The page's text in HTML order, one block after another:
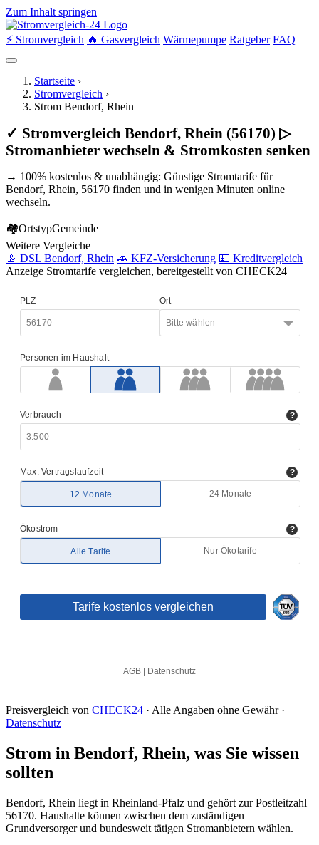
Zum Inhalt springen
⚡ Stromvergleich 🔥 Gasvergleich Wärmepumpe Ratgeber FAQ
Startseite ›
Stromvergleich ›
Strom Bendorf, Rhein
✓ Stromvergleich Bendorf, Rhein (56170) ▷
Stromanbieter wechseln & Stromkosten senken
→ 100% kostenlos & unabhängig: Günstige Stromtarife für
Bendorf, Rhein, 56170 finden und in wenigen Minuten online
wechseln.
🏘OrtstypGemeinde
Weitere Vergleiche
📡 DSL Bendorf, Rhein 🚗 KFZ-Versicherung 💵 Kreditvergleich
Anzeige Stromtarife vergleichen, bereitgestellt von CHECK24
Preisvergleich von CHECK24 · Alle Angaben ohne Gewähr ·
Datenschutz
Strom in Bendorf, Rhein, was Sie wissen
sollten
Bendorf, Rhein liegt in Rheinland-Pfalz und gehört zur Postleitzahl
56170. Haushalte können zwischen dem zuständigen
Grundversorger und bundesweit tätigen Stromanbietern wählen.